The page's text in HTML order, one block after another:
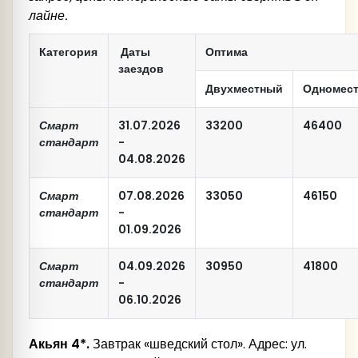
лайне.
Категория
Даты
заездов
Оптима
Двухместный
Смарт
стандарт
31.07.2026
-
04.08.2026
33200 46400
Смарт
стандарт
07.08.2026
-
01.09.2026
33050 46150
Смарт
стандарт
04.09.2026
-
06.10.2026
30950 41800
Акьян 4*.Завтрак «шведский стол». Адрес: ул.